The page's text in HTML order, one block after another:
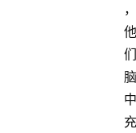
，
他
们
脑
中
充